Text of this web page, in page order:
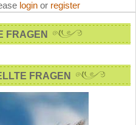
login or register
FRAGEN
FRAGEN